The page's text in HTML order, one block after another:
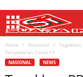
Home Nasional
Tegakkan
Penyebaran Covid-19
NASIONAL NEWS